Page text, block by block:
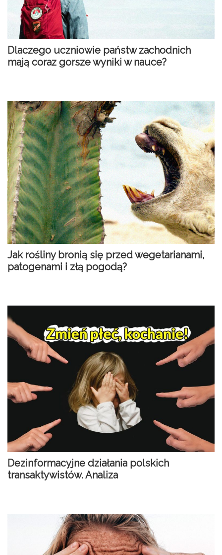
Dlaczego uczniowie państw zachodnich
mają coraz gorsze wyniki w nauce?
Jak rośliny bronią się przed wegetarianami,
patogenami i złą pogodą?
Dezinformacyjne działania polskich
transaktywistów. Analiza